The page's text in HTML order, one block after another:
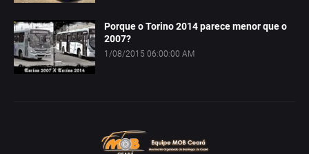
Porque o Torino 2014 parece menor que o
2007?
1/08/2015 06:00:00 AM